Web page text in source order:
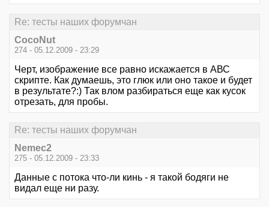
Re: тесты наших форумчан
CocoNut
274 - 05.12.2009 - 23:29
Черт, изображение все равно искажается в АВС
скрипте. Как думаешь, это глюк или оно такое и будет
в результате?:) Так влом разбираться еще как кусок
отрезать, для пробы.
Re: тесты наших форумчан
Nemec2
275 - 05.12.2009 - 23:33
Данные с потока что-ли кинь - я такой бодяги не
видал еще ни разу.